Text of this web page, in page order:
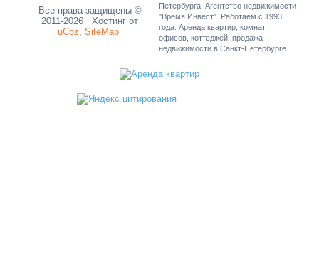
Все права защищены ©
2011-2026 Хостинг от
uCoz SiteMap
Петербурга. Агентство недвижимости
"Время Инвест". Работаем с 1993
года. Аренда квартир, комнат,
офисов, коттеджей, продажа
недвижимости в Санкт-Петербурге.